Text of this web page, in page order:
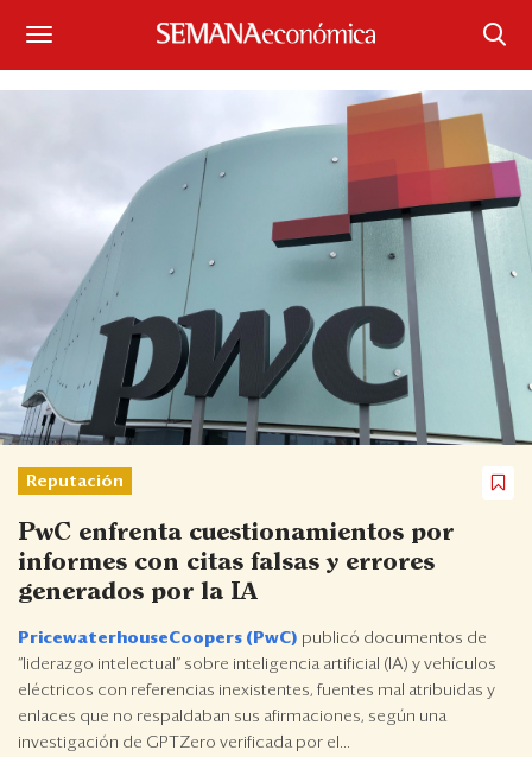
Suscríbase
Portada
¿Qué está pasando?
Sectores y Empresas
Management
Economía y Finanzas
Legal y Política
Eventos
Blogs
Ranking CEO
Edición Impresa
Reputación
PwC enfrenta cuestionamientos por
informes con citas falsas y errores
generados por la IA
PricewaterhouseCoopers (PwC) publicó documentos de
“liderazgo intelectual” sobre inteligencia artificial (IA) y vehículos
eléctricos con referencias inexistentes, fuentes mal atribuidas y
enlaces que no respaldaban sus afirmaciones, según una
investigación de GPTZero verificada por el...